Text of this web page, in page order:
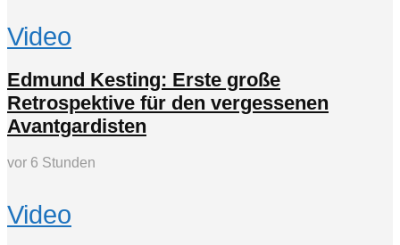
Video
Edmund Kesting: Erste große
Retrospektive für den vergessenen
Avantgardisten
vor 6 Stunden
Video